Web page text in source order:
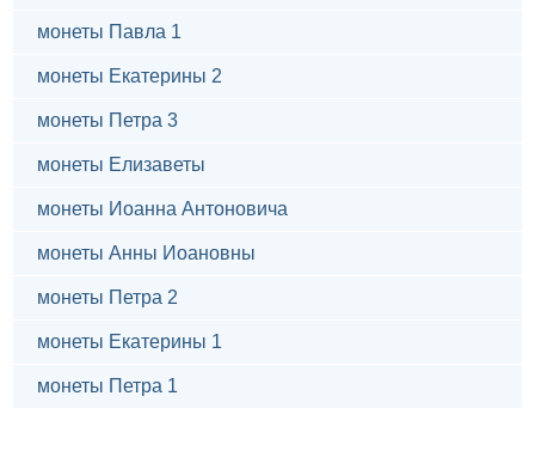
монеты Павла 1
монеты Екатерины 2
монеты Петра 3
монеты Елизаветы
монеты Иоанна Антоновича
монеты Анны Иоановны
монеты Петра 2
монеты Екатерины 1
монеты Петра 1